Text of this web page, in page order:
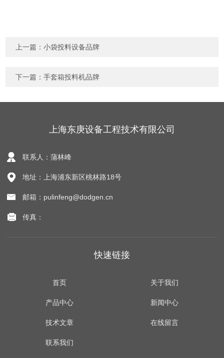
上一篇：小袋投料设备品牌
下一篇：手套箱投料机品牌
上海东庚设备工程技术有限公司
联系人：蒲林峰
地址：上海浦东新区桃林路18号
邮箱：pulinfeng@dodgen.cn
传真：
快速链接
首页 关于我们
产品中心 新闻中心
技术文章 在线留言
联系我们